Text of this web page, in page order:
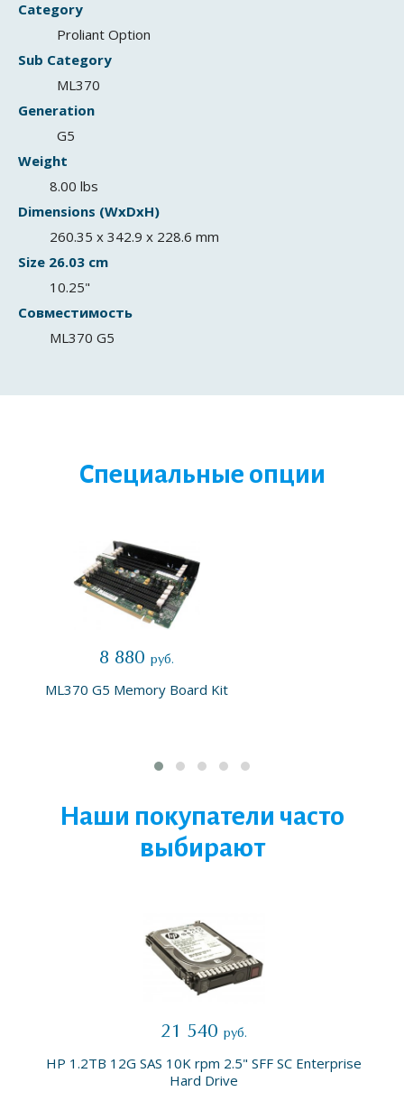
Category
Proliant Option
Sub Category
ML370
Generation
G5
Weight
8.00 lbs
Dimensions (WxDxH)
260.35 x 342.9 x 228.6 mm
Size 26.03 cm
10.25"
Совместимость
ML370 G5
Специальные опции
8 880 руб.
ML370 G5 Memory Board Kit
Наши покупатели часто
выбирают
21 540 руб.
HP 1.2TB 12G SAS 10K rpm 2.5" SFF SC Enterprise
Hard Drive